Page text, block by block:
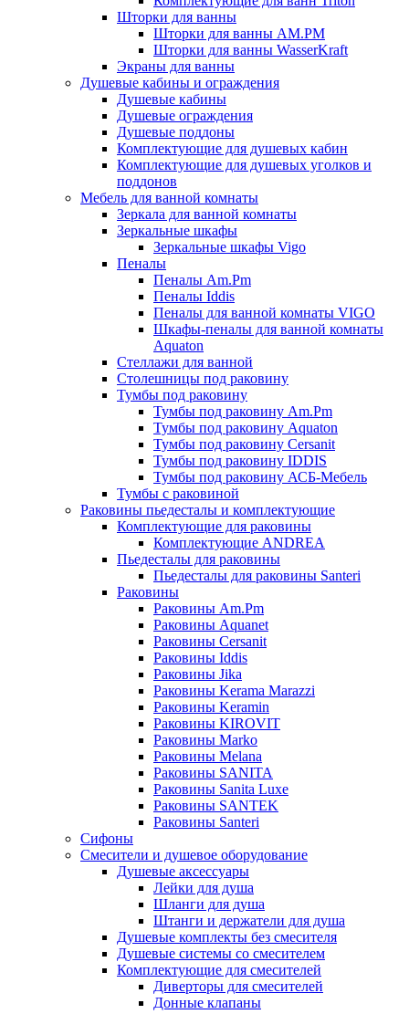
Шторки для ванны
Шторки для ванны AM.PM
Шторки для ванны WasserKraft
Экраны для ванны
Душевые кабины и ограждения
Душевые кабины
Душевые ограждения
Душевые поддоны
Комплектующие для душевых кабин
Комплектующие для душевых уголков и
поддонов
Мебель для ванной комнаты
Зеркала для ванной комнаты
Зеркальные шкафы
Зеркальные шкафы Vigo
Пеналы
Пеналы Am.Pm
Пеналы Iddis
Пеналы для ванной комнаты VIGO
Шкафы-пеналы для ванной комнаты
Aquaton
Стеллажи для ванной
Столешницы под раковину
Тумбы под раковину
Тумбы под раковину Am.Pm
Тумбы под раковину Aquaton
Тумбы под раковину Cersanit
Тумбы под раковину IDDIS
Тумбы под раковину АСБ-Мебель
Тумбы с раковиной
Раковины пьедесталы и комплектующие
Комплектующие для раковины
Комплектующие ANDREA
Пьедесталы для раковины
Пьедесталы для раковины Santeri
Раковины
Раковины Am.Pm
Раковины Aquanet
Раковины Cersanit
Раковины Iddis
Раковины Jika
Раковины Kerama Marazzi
Раковины Keramin
Раковины KIROVIT
Раковины Marko
Раковины Melana
Раковины SANITA
Раковины Sanita Luxe
Раковины SANTEK
Раковины Santeri
Сифоны
Смесители и душевое оборудование
Душевые аксессуары
Лейки для душа
Шланги для душа
Штанги и держатели для душа
Душевые комплекты без смесителя
Душевые системы со смесителем
Комплектующие для смесителей
Диверторы для смесителей
Донные клапаны